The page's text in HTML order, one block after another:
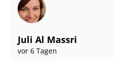
Juli Al Massri
vor 6 Tagen